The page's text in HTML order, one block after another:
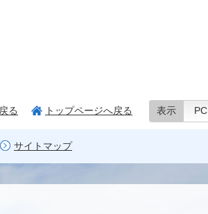
る トップページへ戻る 表示 PC
サイトマップ